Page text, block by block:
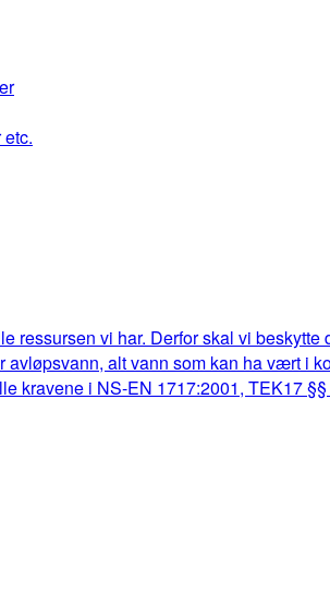
ressursen vi har. Derfor skal vi
alt vann som kan ha vært i
kravene i NS-EN 1717:2001, TEK17